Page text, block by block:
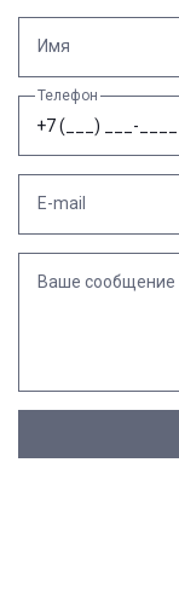
Имя
Телефон
E-mail
Ваше сообщение